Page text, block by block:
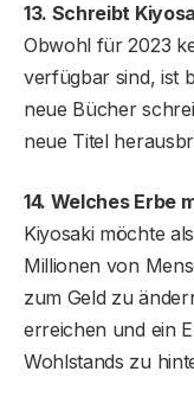
13. Schreibt
Obwohl für 2023
verfügbar sind, ist
neue Bücher
neue Titel
14. Welches Erbe
Kiyosaki möchte
Millionen von
zum Geld zu
erreichen und ein
Wohlstands zu